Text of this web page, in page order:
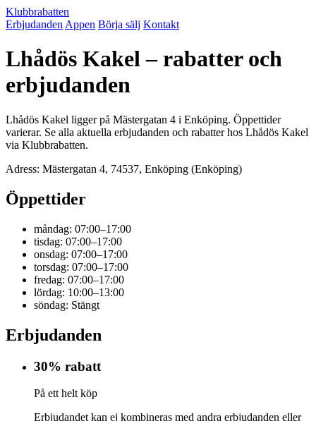
Klubbrabatten
Erbjudanden Appen Börja sälj Kontakt
Lhådös Kakel – rabatter och
erbjudanden
Lhådös Kakel ligger på Mästergatan 4 i Enköping. Öppettider
varierar. Se alla aktuella erbjudanden och rabatter hos Lhådös Kakel
via Klubbrabatten.
Adress: Mästergatan 4, 74537, Enköping (Enköping)
Öppettider
måndag: 07:00–17:00
tisdag: 07:00–17:00
onsdag: 07:00–17:00
torsdag: 07:00–17:00
fredag: 07:00–17:00
lördag: 10:00–13:00
söndag: Stängt
Erbjudanden
30% rabatt
På ett helt köp
Erbjudandet kan ej kombineras med andra erbjudanden eller